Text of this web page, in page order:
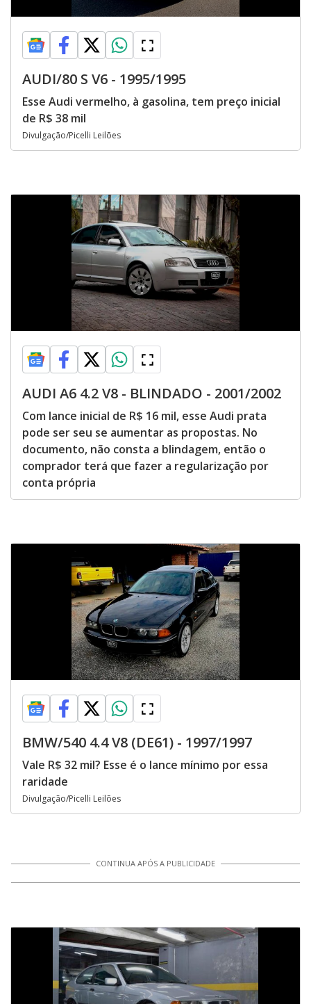
AUDI/80 S V6 - 1995/1995
Esse Audi vermelho, à gasolina, tem preço inicial
de R$ 38 mil
Divulgação/Picelli Leilões
AUDI A6 4.2 V8 - BLINDADO - 2001/2002
Com lance inicial de R$ 16 mil, esse Audi prata
pode ser seu se aumentar as propostas. No
documento, não consta a blindagem, então o
comprador terá que fazer a regularização por
conta própria
BMW/540 4.4 V8 (DE61) - 1997/1997
Vale R$ 32 mil? Esse é o lance mínimo por essa
raridade
Divulgação/Picelli Leilões
CONTINUA APÓS A PUBLICIDADE